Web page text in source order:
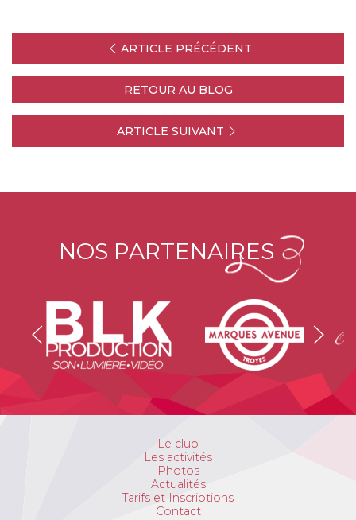
ARTICLE PRÉCÉDENT
RETOUR AU BLOG
ARTICLE SUIVANT
NOS PARTENAIRES
Le club
Les activités
Photos
Actualités
Tarifs et Inscriptions
Contact